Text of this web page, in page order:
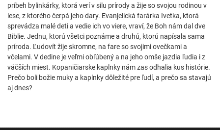
príbeh bylinkárky, ktorá verí v silu prírody a žije so svojou rodinou v
lese, z ktorého čerpá jeho dary. Evanjelická farárka Ivetka, ktorá
sprevádza malé deti a vedie ich vo viere, vraví, že Boh nám dal dve
Biblie. Jednu, ktorú všetci poznáme a druhú, ktorú napísala sama
príroda. Ľudovít žije skromne, na fare so svojimi ovečkami a
včelami. V dedine je veľmi obľúbený a na jeho omše jazdia ľudia i z
väčších miest. Kopaničiarske kaplnky nám zas odhalia kus histórie.
Prečo boli božie muky a kaplnky dôležité pre ľudí, a prečo sa stavajú
aj dnes?